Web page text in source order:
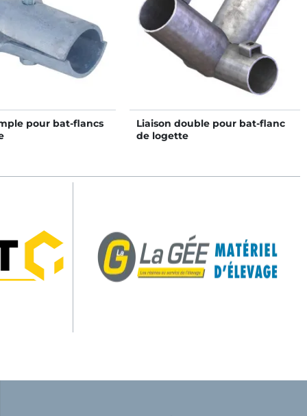
pour bat-flancs
Liaison double pour bat-flanc
de logette